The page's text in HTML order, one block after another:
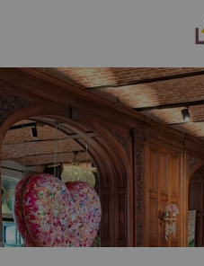
Jaaroverzicht 2025